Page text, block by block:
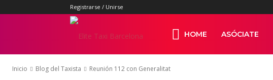
Registrarse / Unirse
Taxi
HOME ASÓCIATE
Inicio Blog del Taxista Reunión 112 con Generalitat